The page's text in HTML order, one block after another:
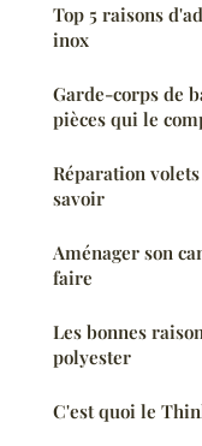
Top 5 raisons
inox
Garde-corps de
pièces qui le
Réparation
savoir
Aménager son
faire
Les bonnes
polyester
C'est quoi le